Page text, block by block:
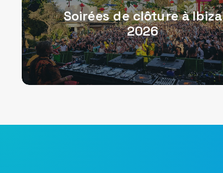
Soirées de clôture à Ibiza
2026